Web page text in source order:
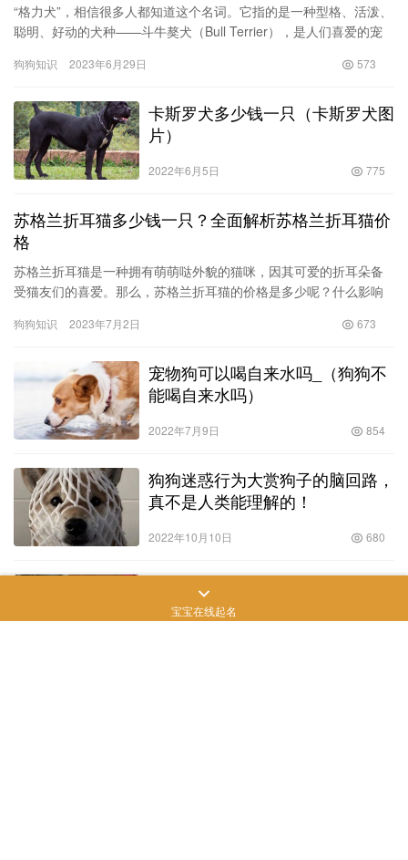
“格力犬”，相信很多人都知道这个名词。它指的是一种型格、活泼、
聪明、好动的犬种——斗牛獒犬（Bull Terrier），是人们喜爱的宠
狗狗知识 2023年6月29日 573
卡斯罗犬多少钱一只（卡斯罗犬图
片）
2022年6月5日 775
苏格兰折耳猫多少钱一只？全面解析苏格兰折耳猫价
格
苏格兰折耳猫是一种拥有萌萌哒外貌的猫咪，因其可爱的折耳朵备
受猫友们的喜爱。那么，苏格兰折耳猫的价格是多少呢？什么影响
格兰…
狗狗知识 2023年7月2日 673
宠物狗可以喝自来水吗_（狗狗不
能喝自来水吗）
2022年7月9日 854
狗狗迷惑行为大赏狗子的脑回路，
真不是人类能理解的！
2022年10月10日 680
这6种狗超容易胖，分分钟让你变
“养猪大佬”！长毛腊肠犬多少钱一
宝宝在线起名